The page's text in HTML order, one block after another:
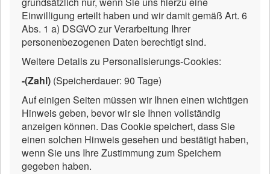
Einwilligung erteilt haben und wir damit gemäß Art. 6
Abs. 1 a) DSGVO zur Verarbeitung Ihrer
personenbezogenen Daten berechtigt sind.
Weitere Details zu Personalisierungs-Cookies:
-(Zahl) (Speicherdauer: 90 Tage)
Auf einigen Seiten müssen wir Ihnen einen wichtigen
Hinweis geben, bevor wir sie Ihnen vollständig
anzeigen können. Das Cookie speichert, dass Sie
einen solchen Hinweis gesehen und bestätigt haben,
wenn Sie uns Ihre Zustimmung zum Speichern
gegeben haben.